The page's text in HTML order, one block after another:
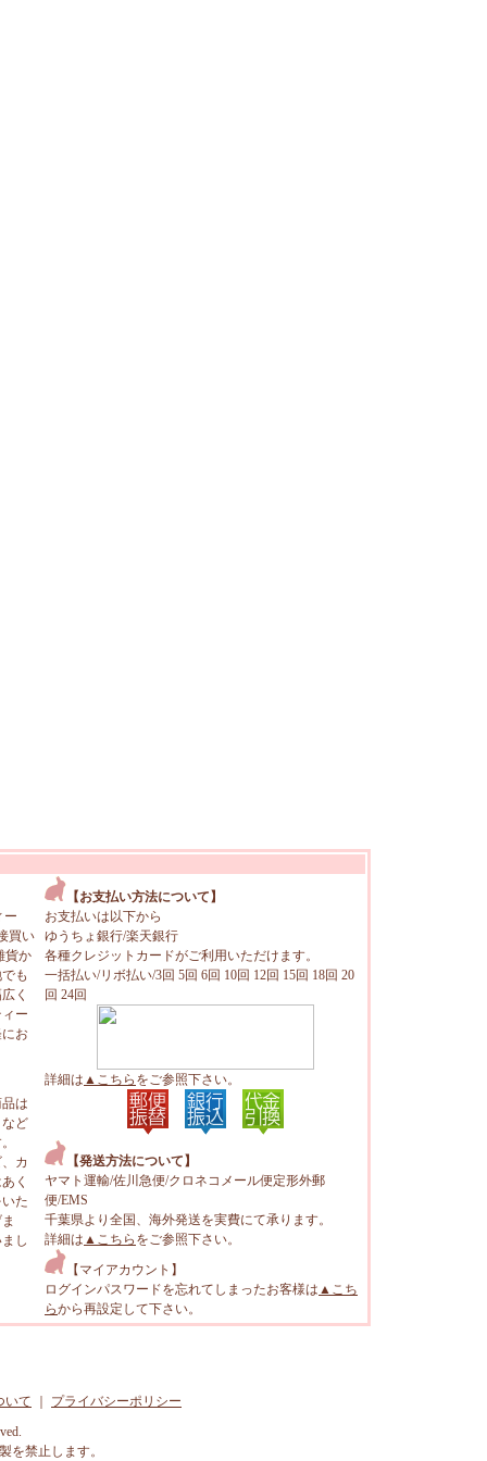
ー
買い
貨か
も
く
ー
お
は
ど
カ
く
た
し
【お支払い方法について】
お支払いは以下から
ゆうちょ銀行/楽天銀行
各種クレジットカードがご利用いただけます。
一括払い/リボ払い/3回 5回 6回 10回 12回 15回 18回 20
回 24回
詳細は ▲こちら をご参照下さい。
【発送方法について】
ヤマト運輸/佐川急便/クロネコメール便定形外郵
便/EMS
千葉県より全国、海外発送を実費にて承ります。
詳細は ▲こちら をご参照下さい。
【マイアカウント】
ログインパスワードを忘れてしまったお客様は ▲こち
らから再設定して下さい。
いて
プライバシーポリシー
を禁止します。